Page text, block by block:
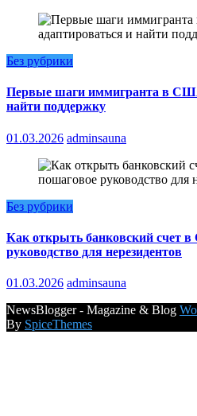
Без рубрики
Первые шаги иммигранта в
найти поддержку
01.03.2026 adminsauna
Без рубрики
Как открыть банковский счет
руководство для нерезидентов
01.03.2026 adminsauna
NewsBlogger - Magazine & Blog
By SpiceThemes